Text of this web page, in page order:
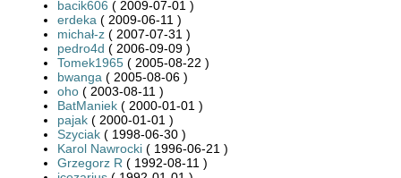
bacik606 ( 2009-07-01 )
erdeka ( 2009-06-11 )
michał-z ( 2007-07-31 )
pedro4d ( 2006-09-09 )
Tomek1965 ( 2005-08-22 )
bwanga ( 2005-08-06 )
oho ( 2003-08-11 )
BatManiek ( 2000-01-01 )
pajak ( 2000-01-01 )
Szyciak ( 1998-06-30 )
Karol Nawrocki ( 1996-06-21 )
Grzegorz R ( 1992-08-11 )